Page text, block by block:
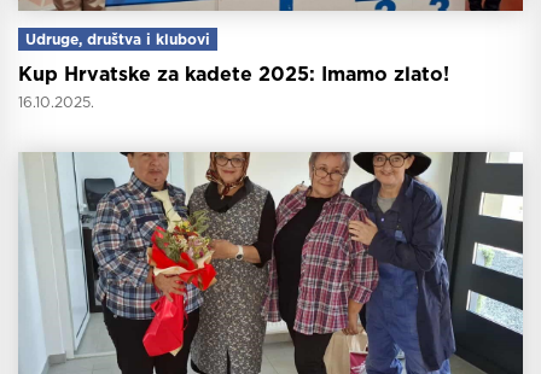
Udruge, društva i klubovi
Kup Hrvatske za kadete 2025: Imamo zlato!
16.10.2025.